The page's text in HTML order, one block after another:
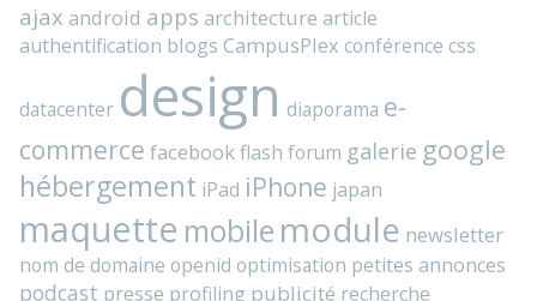
ajax android apps architecture article
authentification blogs CampusPlex conférence css
datacenter design diaporama e-
commerce facebookflash forum galerie google
hébergement iPad iPhone japan
maquette mobile module newsletter
nom de domaine openid optimisation petites annonces
podcast presse profiling publicité recherche